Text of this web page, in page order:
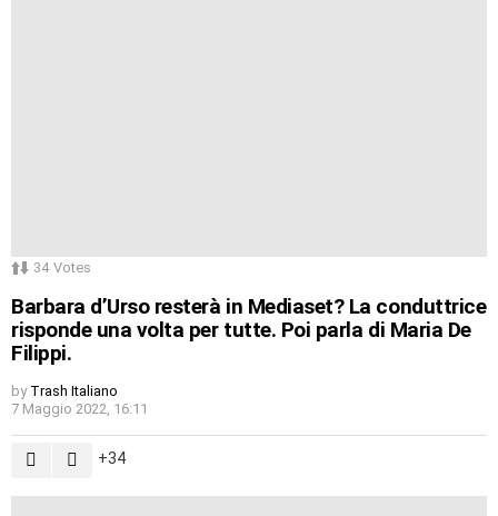
34 Votes
Barbara d’Urso resterà in Mediaset? La conduttrice
risponde una volta per tutte. Poi parla di Maria De
Filippi.
by Trash Italiano
7 Maggio 2022, 16:11
34